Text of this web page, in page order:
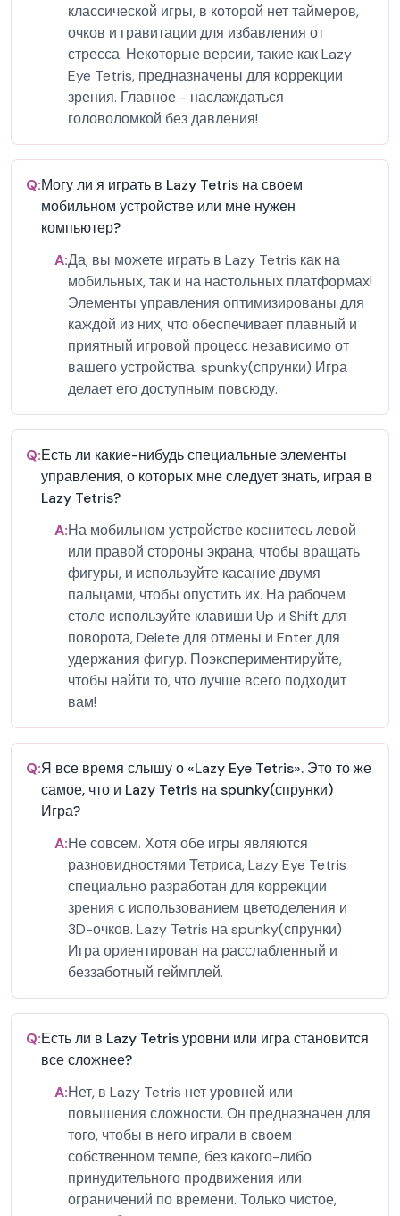
классической игры, в которой нет таймеров,
очков и гравитации для избавления от
стресса. Некоторые версии, такие как Lazy
Eye Tetris, предназначены для коррекции
зрения. Главное - наслаждаться
головоломкой без давления!
Q:Могу ли я играть в Lazy Tetris на своем
мобильном устройстве или мне нужен
компьютер?
A:Да, вы можете играть в Lazy Tetris как на
мобильных, так и на настольных платформах!
Элементы управления оптимизированы для
каждой из них, что обеспечивает плавный и
приятный игровой процесс независимо от
вашего устройства. spunky(спрунки) Игра
делает его доступным повсюду.
Q:Есть ли какие-нибудь специальные элементы
управления, о которых мне следует знать, играя в
Lazy Tetris?
A:На мобильном устройстве коснитесь левой
или правой стороны экрана, чтобы вращать
фигуры, и используйте касание двумя
пальцами, чтобы опустить их. На рабочем
столе используйте клавиши Up и Shift для
поворота, Delete для отмены и Enter для
удержания фигур. Поэкспериментируйте,
чтобы найти то, что лучше всего подходит
вам!
Q:Я все время слышу о «Lazy Eye Tetris». Это то же
самое, что и Lazy Tetris на spunky(спрунки)
Игра?
A:Не совсем. Хотя обе игры являются
разновидностями Тетриса, Lazy Eye Tetris
специально разработан для коррекции
зрения с использованием цветоделения и
3D-очков. Lazy Tetris на spunky(спрунки)
Игра ориентирован на расслабленный и
беззаботный геймплей.
Q:Есть ли в Lazy Tetris уровни или игра становится
все сложнее?
A:Нет, в Lazy Tetris нет уровней или
повышения сложности. Он предназначен для
того, чтобы в него играли в своем
собственном темпе, без какого-либо
принудительного продвижения или
ограничений по времени. Только чистое,